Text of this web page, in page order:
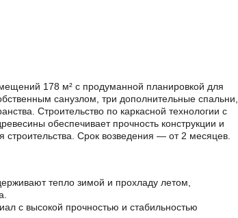
178 м² с продуманной планировкой для
санузлом, три дополнительные спальни,
Строительство по каркасной технологии с
обеспечивает прочность конструкции и
строительства. Срок возведения — от 2 месяцев.
тепло зимой и прохладу летом,
с высокой прочностью и стабильностью